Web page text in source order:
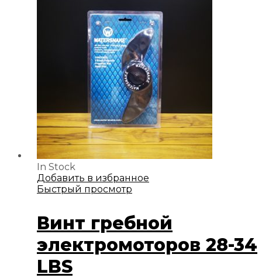
In Stock
Добавить в избранное
Быстрый просмотр
Винт гребной
электромоторов 28-34
LBS